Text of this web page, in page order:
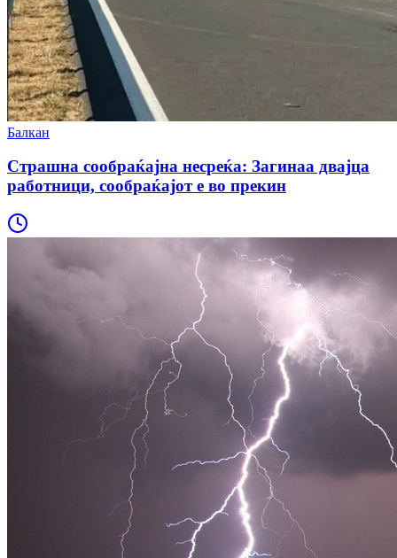
Балкан
Страшна сообраќајна несреќа: Загинаа двајца
работници, сообраќајот е во прекин